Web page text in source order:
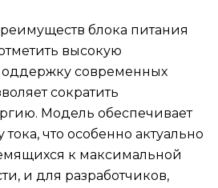
блока питания
высокую
современных
сократить
Модель обеспечивает
что особенно актуально
к максимальной
и для разработчиков,